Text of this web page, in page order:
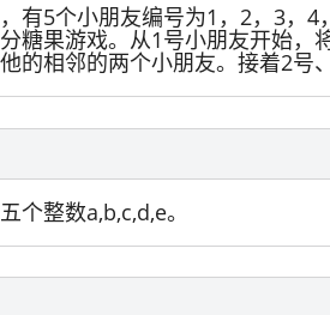
有5个小朋友编号为1，2，3，
糖果游戏。从1号小朋友开始，
的相邻的两个小朋友。接着2号
个整数a,b,c,d,e。